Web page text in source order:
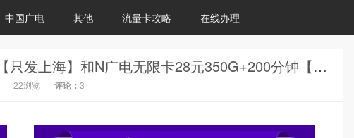
中国广电 其他 流量卡攻略 在线办理
广电海牛卡348元包年150G+150分钟【只发上海】和N广电无限卡28元350G+200分钟【只发山东6市】哪个更靠谱？
22浏览 评论： 3